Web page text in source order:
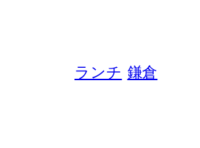
ランチ 鎌倉